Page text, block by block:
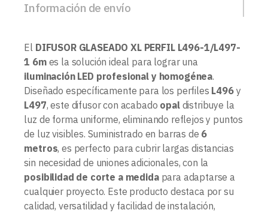
Información de envío
El DIFUSOR GLASEADO XL PERFIL L496-1/L497-
1 6mes la solución ideal para lograr una
iluminación LED profesional y homogénea.
Diseñado específicamente para los perfiles L496y
L497, este difusor con acabado opaldistribuye la
luz de forma uniforme, eliminando reflejos y puntos
de luz visibles. Suministrado en barras de 6
metros, es perfecto para cubrir largas distancias
sin necesidad de uniones adicionales, con la
posibilidad de corte a medidapara adaptarse a
cualquier proyecto. Este producto destaca por su
calidad, versatilidad y facilidad de instalación,